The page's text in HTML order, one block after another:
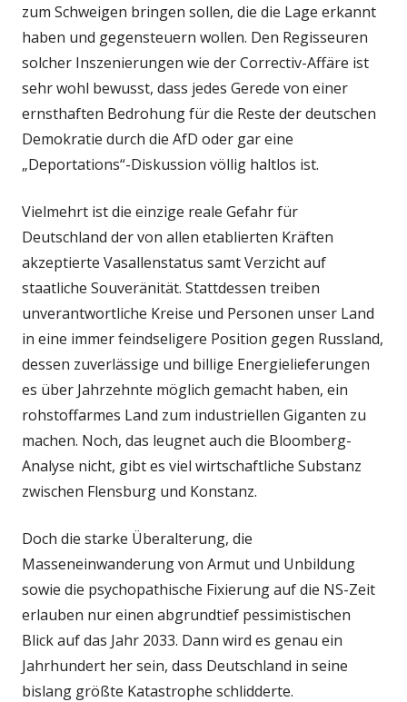
zum Schweigen bringen sollen, die die Lage erkannt
haben und gegensteuern wollen. Den Regisseuren
solcher Inszenierungen wie der Correctiv-Affäre ist
sehr wohl bewusst, dass jedes Gerede von einer
ernsthaften Bedrohung für die Reste der deutschen
Demokratie durch die AfD oder gar eine
„Deportations“-Diskussion völlig haltlos ist.
Vielmehrt ist die einzige reale Gefahr für
Deutschland der von allen etablierten Kräften
akzeptierte Vasallenstatus samt Verzicht auf
staatliche Souveränität. Stattdessen treiben
unverantwortliche Kreise und Personen unser Land
in eine immer feindseligere Position gegen Russland,
dessen zuverlässige und billige Energielieferungen
es über Jahrzehnte möglich gemacht haben, ein
rohstoffarmes Land zum industriellen Giganten zu
machen. Noch, das leugnet auch die Bloomberg-
Analyse nicht, gibt es viel wirtschaftliche Substanz
zwischen Flensburg und Konstanz.
Doch die starke Überalterung, die
Masseneinwanderung von Armut und Unbildung
sowie die psychopathische Fixierung auf die NS-Zeit
erlauben nur einen abgrundtief pessimistischen
Blick auf das Jahr 2033. Dann wird es genau ein
Jahrhundert her sein, dass Deutschland in seine
bislang größte Katastrophe schlidderte.